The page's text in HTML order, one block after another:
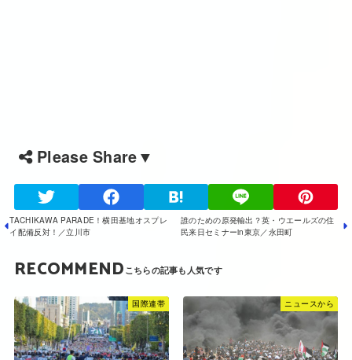
Please Share▼
誰のための原発輸出？英・ウエールズの住
民来日セミナーin東京／永田町
TACHIKAWA PARADE！横田基地オスプレ
イ配備反対！／立川市
RECOMMEND
国際連帯 ニュースから